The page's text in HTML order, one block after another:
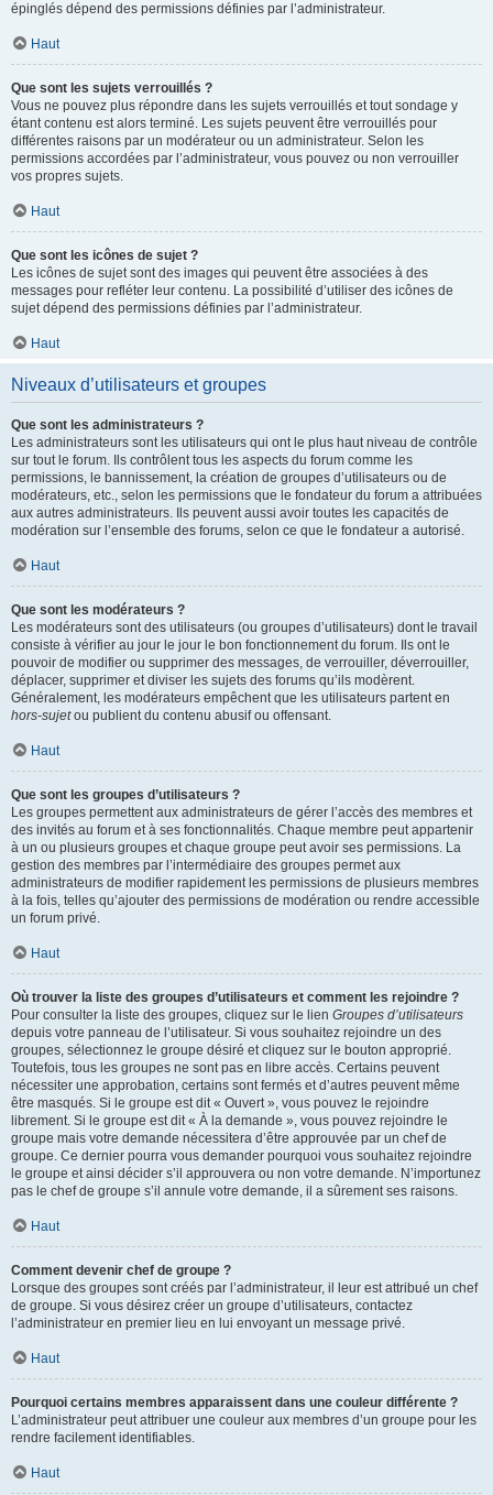
épinglés dépend des permissions définies par l’administrateur.
Haut
Que sont les sujets verrouillés ?
Vous ne pouvez plus répondre dans les sujets verrouillés et tout sondage y
étant contenu est alors terminé. Les sujets peuvent être verrouillés pour
différentes raisons par un modérateur ou un administrateur. Selon les
permissions accordées par l’administrateur, vous pouvez ou non verrouiller
vos propres sujets.
Haut
Que sont les icônes de sujet ?
Les icônes de sujet sont des images qui peuvent être associées à des
messages pour refléter leur contenu. La possibilité d’utiliser des icônes de
sujet dépend des permissions définies par l’administrateur.
Haut
Niveaux d’utilisateurs et groupes
Que sont les administrateurs ?
Les administrateurs sont les utilisateurs qui ont le plus haut niveau de contrôle
sur tout le forum. Ils contrôlent tous les aspects du forum comme les
permissions, le bannissement, la création de groupes d’utilisateurs ou de
modérateurs, etc., selon les permissions que le fondateur du forum a attribuées
aux autres administrateurs. Ils peuvent aussi avoir toutes les capacités de
modération sur l’ensemble des forums, selon ce que le fondateur a autorisé.
Haut
Que sont les modérateurs ?
Les modérateurs sont des utilisateurs (ou groupes d’utilisateurs) dont le travail
consiste à vérifier au jour le jour le bon fonctionnement du forum. Ils ont le
pouvoir de modifier ou supprimer des messages, de verrouiller, déverrouiller,
déplacer, supprimer et diviser les sujets des forums qu’ils modèrent.
Généralement, les modérateurs empêchent que les utilisateurs partent en
hors-sujetou publient du contenu abusif ou offensant.
Haut
Que sont les groupes d’utilisateurs ?
Les groupes permettent aux administrateurs de gérer l’accès des membres et
des invités au forum et à ses fonctionnalités. Chaque membre peut appartenir
à un ou plusieurs groupes et chaque groupe peut avoir ses permissions. La
gestion des membres par l’intermédiaire des groupes permet aux
administrateurs de modifier rapidement les permissions de plusieurs membres
à la fois, telles qu’ajouter des permissions de modération ou rendre accessible
un forum privé.
Haut
Où trouver la liste des groupes d’utilisateurs et comment les rejoindre ?
Pour consulter la liste des groupes, cliquez sur le lien Groupes d’utilisateurs
depuis votre panneau de l’utilisateur. Si vous souhaitez rejoindre un des
groupes, sélectionnez le groupe désiré et cliquez sur le bouton approprié.
Toutefois, tous les groupes ne sont pas en libre accès. Certains peuvent
nécessiter une approbation, certains sont fermés et d’autres peuvent même
être masqués. Si le groupe est dit « Ouvert », vous pouvez le rejoindre
librement. Si le groupe est dit « À la demande », vous pouvez rejoindre le
groupe mais votre demande nécessitera d’être approuvée par un chef de
groupe. Ce dernier pourra vous demander pourquoi vous souhaitez rejoindre
le groupe et ainsi décider s’il approuvera ou non votre demande. N’importunez
pas le chef de groupe s’il annule votre demande, il a sûrement ses raisons.
Haut
Comment devenir chef de groupe ?
Lorsque des groupes sont créés par l’administrateur, il leur est attribué un chef
de groupe. Si vous désirez créer un groupe d’utilisateurs, contactez
l’administrateur en premier lieu en lui envoyant un message privé.
Haut
Pourquoi certains membres apparaissent dans une couleur différente ?
L’administrateur peut attribuer une couleur aux membres d’un groupe pour les
rendre facilement identifiables.
Haut